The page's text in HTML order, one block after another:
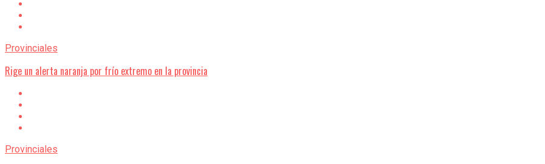
Provinciales
Rige un alerta naranja por frío extremo en la provincia
Provinciales